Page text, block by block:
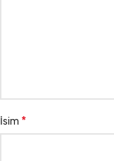
İsim *